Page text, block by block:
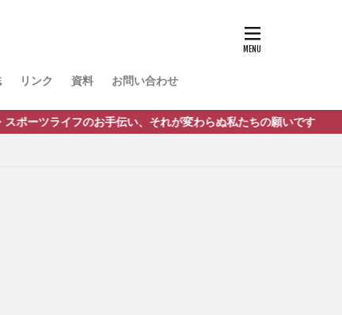
リンク 資料 お問い合わせ
ライフのお手伝い、それが変わらぬ私たちの願いです